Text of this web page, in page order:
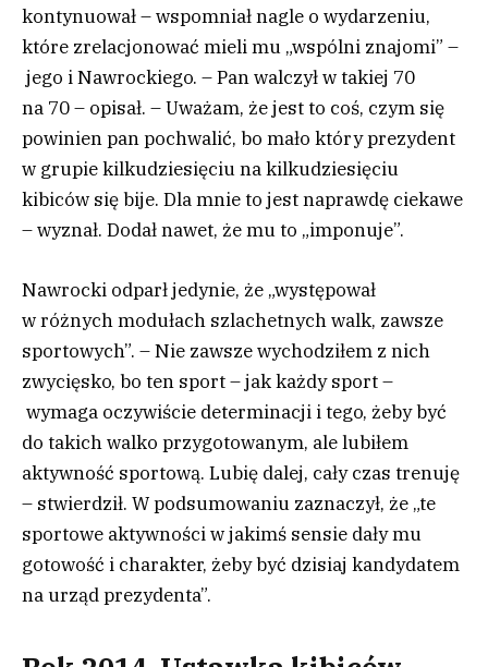
kontynuował – wspomniał nagle o wydarzeniu,
które zrelacjonować mieli mu „wspólni znajomi” –
jego i Nawrockiego. – Pan walczył w takiej 70
na 70 – opisał. – Uważam, że jest to coś, czym się
powinien pan pochwalić, bo mało który prezydent
w grupie kilkudziesięciu na kilkudziesięciu
kibiców się bije. Dla mnie to jest naprawdę ciekawe
– wyznał. Dodał nawet, że mu to „imponuje”.
Nawrocki odparł jedynie, że „występował
w różnych modułach szlachetnych walk, zawsze
sportowych”. – Nie zawsze wychodziłem z nich
zwycięsko, bo ten sport – jak każdy sport –
wymaga oczywiście determinacji i tego, żeby być
do takich walko przygotowanym, ale lubiłem
aktywność sportową. Lubię dalej, cały czas trenuję
– stwierdził. W podsumowaniu zaznaczył, że „te
sportowe aktywności w jakimś sensie dały mu
gotowość i charakter, żeby być dzisiaj kandydatem
na urząd prezydenta”.